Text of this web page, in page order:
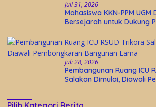
Juli 31, 2026
Mahasiswa KKN-PPM
Bersejarah untuk Dukung
Juli 28, 2026
Pembangunan Ruang ICU
Salakan Dimulai, Diawali
Pilih Kategori Berita